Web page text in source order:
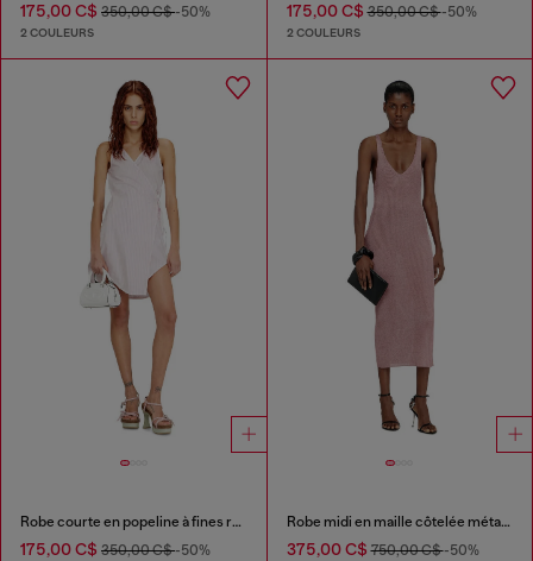
175,00 C$ 350,00 C$-50%
2 COULEURS
175,00 C$350,00 C$-50%
2 COULEURS
Robe courte en popeline à fines rayures
175,00 C$ 350,00 C$-50%
Robe midi en maille côtelée métallisée
375,00 C$750,00 C$-50%